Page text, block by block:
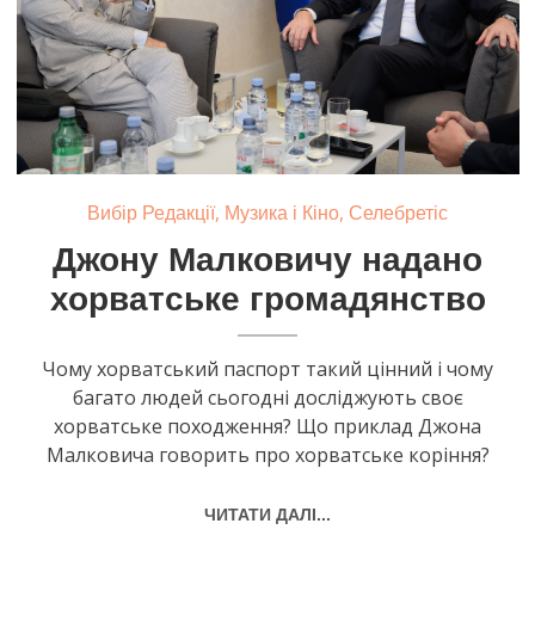
Вибір Редакції, Музика і Кіно,Селебретіс
Джону Малковичу надано
хорватське громадянство
Чому хорватський паспорт такий цінний і чому
багато людей сьогодні досліджують своє
хорватське походження? Що приклад Джона
Малковича говорить про хорватське коріння?
ЧИТАТИ ДАЛІ...